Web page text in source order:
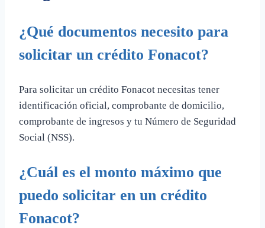
¿Qué documentos necesito para
solicitar un crédito Fonacot?
Para solicitar un crédito Fonacot necesitas tener
identificación oficial, comprobante de domicilio,
comprobante de ingresos y tu Número de Seguridad
Social (NSS).
¿Cuál es el monto máximo que
puedo solicitar en un crédito
Fonacot?